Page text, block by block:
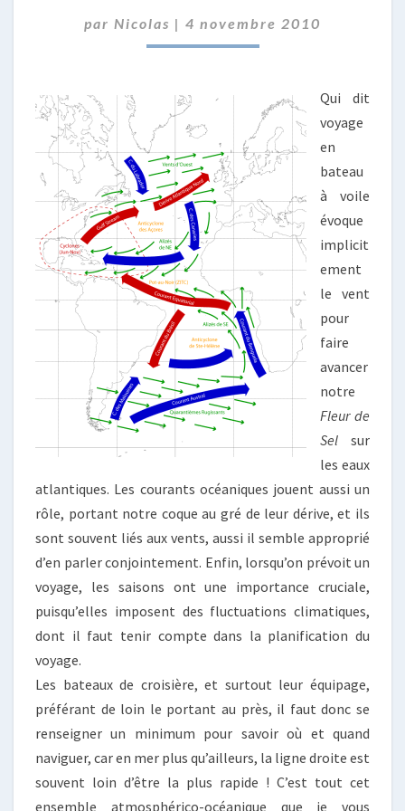
EN
ATLANTIQUE
par Nicolas | 4 novembre 2010
Qui dit
voyage
en
bateau
à voile
évoque
implicit
ement
le vent
pour
faire
avancer
notre
Fleur de
Sel sur
les eaux
atlantiques. Les courants océaniques jouent aussi un
rôle, portant notre coque au gré de leur dérive, et ils
sont souvent liés aux vents, aussi il semble approprié
d’en parler conjointement. Enfin, lorsqu’on prévoit un
voyage, les saisons ont une importance cruciale,
puisqu’elles imposent des fluctuations climatiques,
dont il faut tenir compte dans la planification du
voyage.
Les bateaux de croisière, et surtout leur équipage,
préférant de loin le portant au près, il faut donc se
renseigner un minimum pour savoir où et quand
naviguer, car en mer plus qu’ailleurs, la ligne droite est
souvent loin d’être la plus rapide ! C’est tout cet
ensemble atmosphérico-océanique que je vous